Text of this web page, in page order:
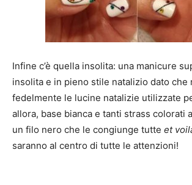
Infine c’è quella insolita: una manicure
insolita e in pieno stile natalizio dato che
fedelmente le lucine natalizie utilizzate
allora, base bianca e tanti strass colorati
un filo nero che le congiunge tutte et
saranno al centro di tutte le attenzioni!